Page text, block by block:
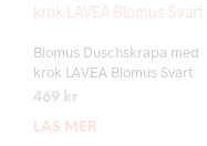
Blomus Duschskrapa med
krok LAVEA Blomus Svart
469 kr
LÄS MER